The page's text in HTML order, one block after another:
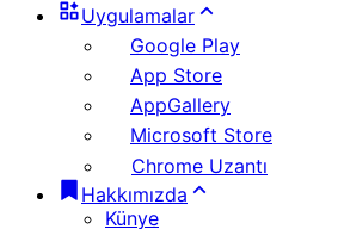
Uygulamalar
Google Play
App Store
AppGallery
Microsoft Store
Chrome Uzantı
Hakkımızda
Künye